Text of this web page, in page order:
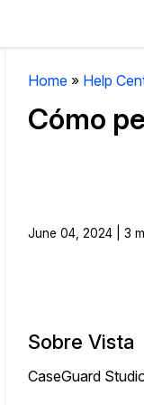
Soluciones
Search
Home» Help
Cómo
June 04, 2024 | 3
Sobre Vista
CaseGuard